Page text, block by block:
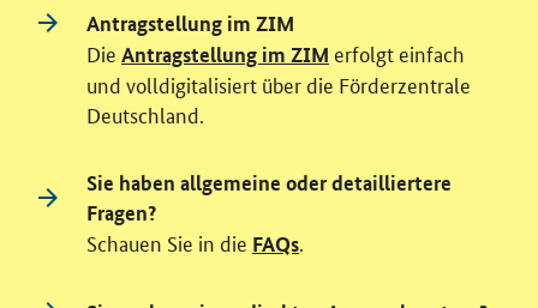
Antragstellung im ZIM
Die Antragstellung im ZIM erfolgt einfach
und volldigitalisiert über die Förderzentrale
Deutschland.
Sie haben allgemeine oder detailliertere
Fragen?
Schauen Sie in die FAQs.